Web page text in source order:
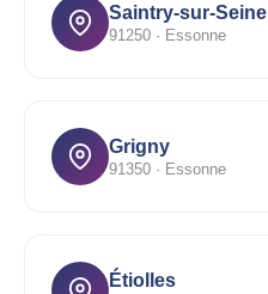
Saintry-sur-Seine
91250 · Essonne
Grigny
91350 · Essonne
Étiolles